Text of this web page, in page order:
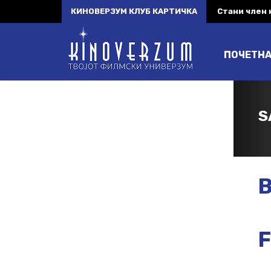
КИНОВЕРЗУМ КЛУБ КАРТИЧКА Стани член
ПОЧЕТНА